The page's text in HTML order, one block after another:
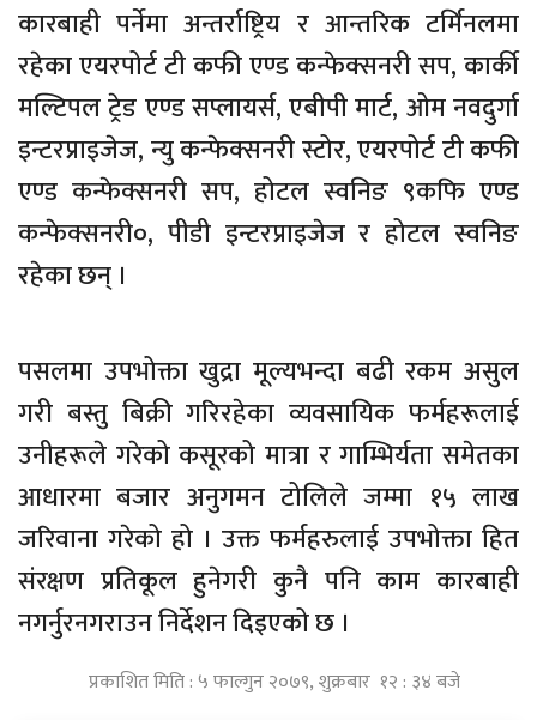
कारबाही पर्नेमा अन्तर्राष्ट्रिय र आन्तरिक टर्मिनलमा
रहेका एयरपोर्ट टी कफी एण्ड कन्फेक्सनरी सप, कार्की
मल्टिपल ट्रेड एण्ड सप्लायर्स, एबीपी मार्ट, ओम नवदुर्गा
इन्टरप्राइजेज, न्यु कन्फेक्सनरी स्टोर, एयरपोर्ट टी कफी
एण्ड कन्फेक्सनरी सप, होटल स्वनिङ ९कफि एण्ड
कन्फेक्सनरी०, पीडी इन्टरप्राइजेज र होटल स्वनिङ
रहेका छन् ।
पसलमा उपभोक्ता खुद्रा मूल्यभन्दा बढी रकम असुल
गरी बस्तु बिक्री गरिरहेका व्यवसायिक फर्महरूलाई
उनीहरूले गरेको कसूरको मात्रा र गाम्भिर्यता समेतका
आधारमा बजार अनुगमन टोलिले जम्मा १५ लाख
जरिवाना गरेको हो । उक्त फर्महरुलाई उपभोक्ता हित
संरक्षण प्रतिकूल हुनेगरी कुनै पनि काम कारबाही
नगर्नुरनगराउन निर्देशन दिइएको छ ।
प्रकाशित मिति : ५ फाल्गुन २०७९, शुक्रबार १२ : ३४ बजे